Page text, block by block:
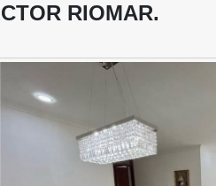
RIOMAR.